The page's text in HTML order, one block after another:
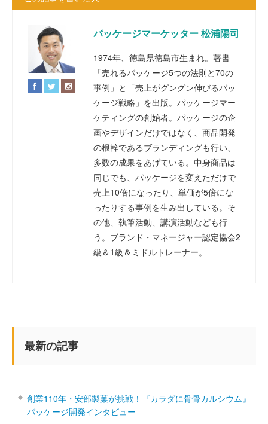
パッケージマーケッター 松浦陽司
1974年、徳島県徳島市生まれ。著書
「売れるパッケージ5つの法則と70の
事例」と「売上がグングン伸びるパッ
ケージ戦略」を出版。パッケージマー
ケティングの創始者。パッケージの企
画やデザインだけではなく、商品開発
の根幹であるブランディングも行い、
多数の成果をあげている。中身商品は
同じでも、パッケージを変えただけで
売上10倍になったり、単価が5倍にな
ったりする事例を生み出している。そ
の他、執筆活動、講演活動なども行
う。ブランド・マネージャー認定協会2
級＆1級＆ミドルトレーナー。
最新の記事
創業110年・安部製菓が挑戦！『カラダに骨骨カルシウム』
パッケージ開発インタビュー